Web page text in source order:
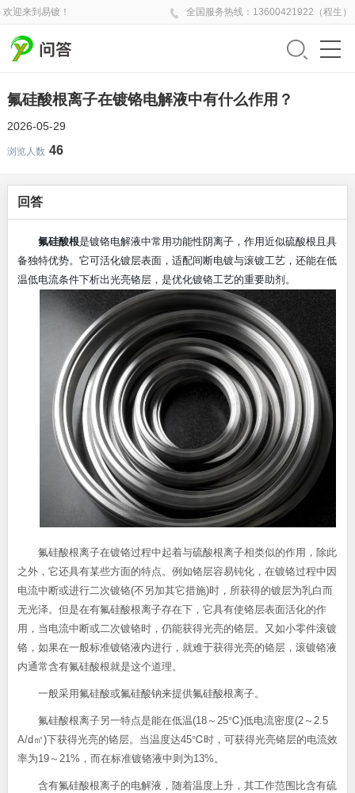
欢迎来到易镀！ 全国 服务热线： 13600421922（程生）
氟硅酸根离子在镀铬电解液中有什么作用？
2026-05-29
浏览人数 46
回答
氟硅酸根是镀铬电解液中常用功能性阴离子，作用近似硫酸根且具
备独特优势。它可活化镀层表面，适配间断电镀与滚镀工艺，还能在低
温低电流条件下析出光亮铬层，是优化镀铬工艺的重要助剂。
氟硅酸根离子在镀铬过程中起着与硫酸根离子相类似的作用，除此
之外，它还具有某些方面的特点。例如铬层容易钝化，在镀铬过程中因
电流中断或进行二次镀铬(不另加其它措施)时，所获得的镀层为乳白而
无光泽。但是在有氟硅酸根离子存在下，它具有使铬层表面活化的作
用，当电流中断或二次镀铬时，仍能获得光亮的铬层。又如小零件滚镀
铬，如果在一般标准镀铬液内进行，就难于获得光亮的铬层，滚镀铬液
内通常含有氟硅酸根就是这个道理。
一般采用氟硅酸或氟硅酸钠来提供氟硅酸根离子。
氟硅酸根离子另一特点是能在低温(18～25℃)低电流密度(2～2.5
A/d㎡)下获得光亮的铬层。当温度达45℃时，可获得光亮铬层的电流效
率为19～21%，而在标准镀铬液中则为13%。
含有氟硅酸根离子的电解液，随着温度上升，其工作范围比含有硫